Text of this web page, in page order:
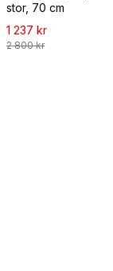
stor, 70 cm
1 237 kr
2 800 kr